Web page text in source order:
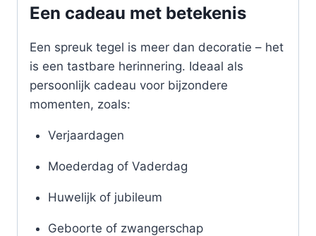
Een cadeau met betekenis
Een spreuk tegel is meer dan decoratie – het
is een tastbare herinnering. Ideaal als
persoonlijk cadeau voor bijzondere
momenten, zoals:
Verjaardagen
Moederdag of Vaderdag
Huwelijk of jubileum
Geboorte of zwangerschap